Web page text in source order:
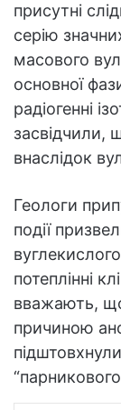
присутні
серію
масового
основної
радіогенні
засвідчили,
внаслідок
Геологи
події
потеплінні
вважають,
причиною